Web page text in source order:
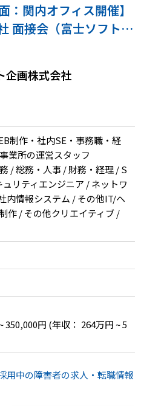
関内オフィス開催】
面接会（富士ソフトグ
地複数あり！）
企画株式会社
制作・社内SE・事務職・経
業所の運営スタッフ
/ 総務・人事 / 財務・経理 / S
リティエンジニア / ネットワ
内情報システム / その他IT/ヘ
作 / その他クリエイティブ /
350,000円 (年収： 264万円 ~ 5
用中の障害者の求人・転職情報
エージェントサービス
サービス
サービス
を閉じる